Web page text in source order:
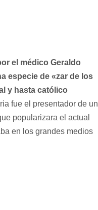
el médico Geraldo
especie de «zar de los
y hasta católico
fue el presentador de un
popularizara el actual
en los grandes medios